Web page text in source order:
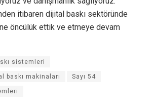
itibaren dijital baskı sektöründe
öncülük ettik ve etmeye devam
sistemleri
baskı makinaları Sayı 54